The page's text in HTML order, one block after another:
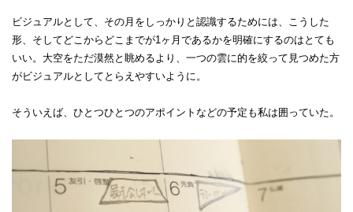
ビジュアルとして、その月をしっかりと認識するためには、こうした
形、そしてどこからどこまでが1ヶ月であるかを明確にするのはとても
いい。大空をただ漠然と眺めるより、一つの雲に的を絞って見つめた方
がビジュアルとしてとらえやすいように。
そういえば、ひとつひとつのアポイントなどの予定も私は囲っていた。